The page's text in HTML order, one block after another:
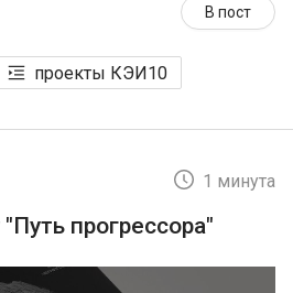
В пост
проекты КЭИ10
1 минута
прогрессора"